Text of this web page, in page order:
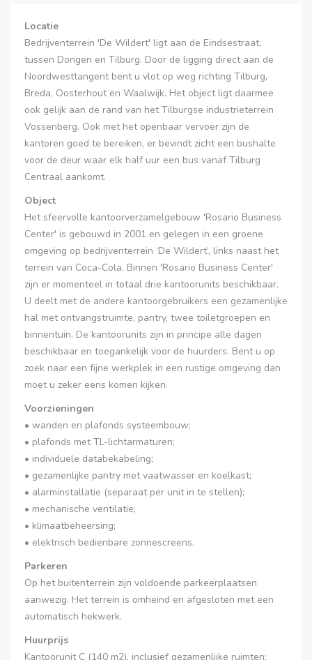
Locatie
Bedrijventerrein 'De Wildert' ligt aan de Eindsestraat,
tussen Dongen en Tilburg. Door de ligging direct aan de
Noordwesttangent bent u vlot op weg richting Tilburg,
Breda, Oosterhout en Waalwijk. Het object ligt daarmee
ook gelijk aan de rand van het Tilburgse industrieterrein
Vossenberg. Ook met het openbaar vervoer zijn de
kantoren goed te bereiken, er bevindt zicht een bushalte
voor de deur waar elk half uur een bus vanaf Tilburg
Centraal aankomt.
Object
Het sfeervolle kantoorverzamelgebouw 'Rosario Business
Center' is gebouwd in 2001 en gelegen in een groene
omgeving op bedrijventerrein ‘De Wildert’, links naast het
terrein van Coca-Cola. Binnen 'Rosario Business Center'
zijn er momenteel in totaal drie kantoorunits beschikbaar.
U deelt met de andere kantoorgebruikers een gezamenlijke
hal met ontvangstruimte, pantry, twee toiletgroepen en
binnentuin. De kantoorunits zijn in principe alle dagen
beschikbaar en toegankelijk voor de huurders. Bent u op
zoek naar een fijne werkplek in een rustige omgeving dan
moet u zeker eens komen kijken.
Voorzieningen
• wanden en plafonds systeembouw;
• plafonds met TL-lichtarmaturen;
• individuele databekabeling;
• gezamenlijke pantry met vaatwasser en koelkast;
• alarminstallatie (separaat per unit in te stellen);
• mechanische ventilatie;
• klimaatbeheersing;
• elektrisch bedienbare zonnescreens.
Parkeren
Op het buitenterrein zijn voldoende parkeerplaatsen
aanwezig. Het terrein is omheind en afgesloten met een
automatisch hekwerk.
Huurprijs
Kantoorunit C (140 m2), inclusief gezamenlijke ruimten: